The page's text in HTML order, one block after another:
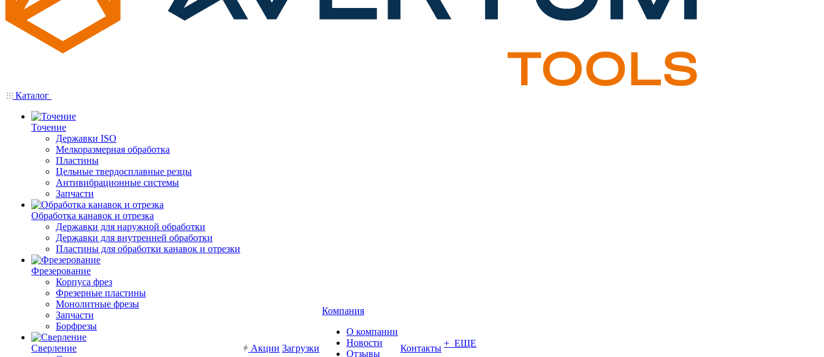
Каталог
Точение
Державки ISO
Мелкоразмерная обработка
Пластины
Цельные твердосплавные резцы
Антивибрационные системы
Запчасти
Обработка канавок и отрезка
Державки для наружной обработки
Державки для внутренней обработки
Пластины для обработки канавок и отрезки
Фрезерование
Корпуса фрез
Фрезерные пластины
Монолитные фрезы
Запчасти
Борфрезы
Сверление
Акции Загрузки
Компания
О компании
Новости
Отзывы
Контакты + ЕЩЕ